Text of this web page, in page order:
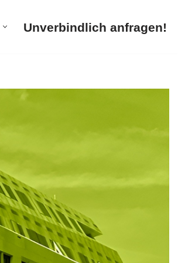
Unverbindlich anfragen!